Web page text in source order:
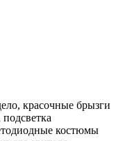
красочные брызги
костюмы